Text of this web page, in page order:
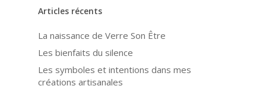
Articles récents
La naissance de Verre Son Être
Les bienfaits du silence
Les symboles et intentions dans mes
créations artisanales